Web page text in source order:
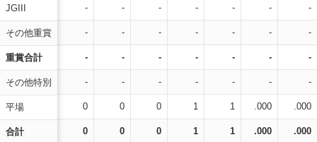
JGIII
その他重賞
重賞合計
その他特別
平場
合計
- - - - - - -
- - - - - - -
- - - - - - -
- - - - - - -
0 0 0 1 1 .000 .000
0 0 0 1 1 .000 .000